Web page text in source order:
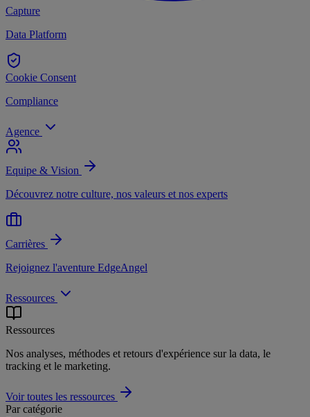
Capture
Data Platform
Cookie Consent
Compliance
Agence
Equipe & Vision
Découvrez notre culture, nos valeurs et nos experts
Carrières
Rejoignez l'aventure EdgeAngel
Ressources
Ressources
Nos analyses, méthodes et retours d'expérience sur la data, le
tracking et le marketing.
Voir toutes les ressources
Par catégorie